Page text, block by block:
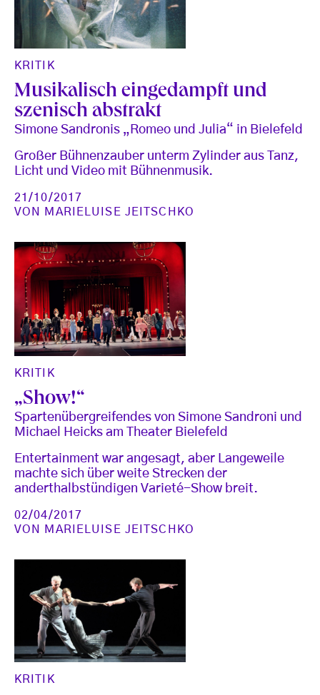
KRITIK
Musikalisch eingedampft und
szenisch abstrakt
Simone Sandronis „Romeo und Julia“ in Bielefeld
Großer Bühnenzauber unterm Zylinder aus Tanz,
Licht und Video mit Bühnenmusik.
21/10/2017
VON MARIELUISE JEITSCHKO
KRITIK
„Show!“
Spartenübergreifendes von Simone Sandroni und
Michael Heicks am Theater Bielefeld
Entertainment war angesagt, aber Langeweile
machte sich über weite Strecken der
anderthalbstündigen Varieté-Show breit.
02/04/2017
VON MARIELUISE JEITSCHKO
KRITIK